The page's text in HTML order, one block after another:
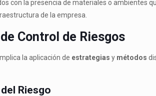
con la presencia de materiales o ambientes
de la empresa.
Control de Riesgos
la aplicación de estrategias y métodos
Riesgo